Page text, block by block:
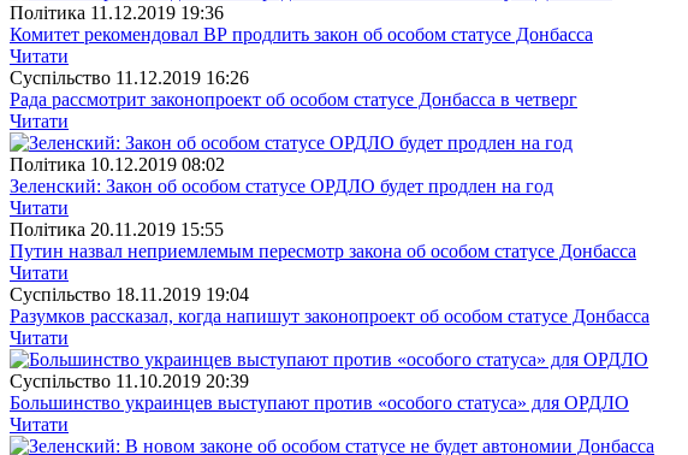
Полiтика 11.12.2019 19:36
Комитет рекомендовал ВР продлить закон об особом статусе Донбасса
Читати
Суспiльство 11.12.2019 16:26
Рада рассмотрит законопроект об особом статусе Донбасса в четверг
Читати
Полiтика 10.12.2019 08:02
Зеленский: Закон об особом статусе ОРДЛО будет продлен на год
Читати
Полiтика 20.11.2019 15:55
Путин назвал неприемлемым пересмотр закона об особом статусе Донбасса
Читати
Суспiльство 18.11.2019 19:04
Разумков рассказал, когда напишут законопроект об особом статусе Донбасса
Читати
Суспiльство 11.10.2019 20:39
Большинство украинцев выступают против «особого статуса» для ОРДЛО
Читати